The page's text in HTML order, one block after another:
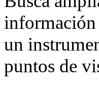
información
un
puntos de